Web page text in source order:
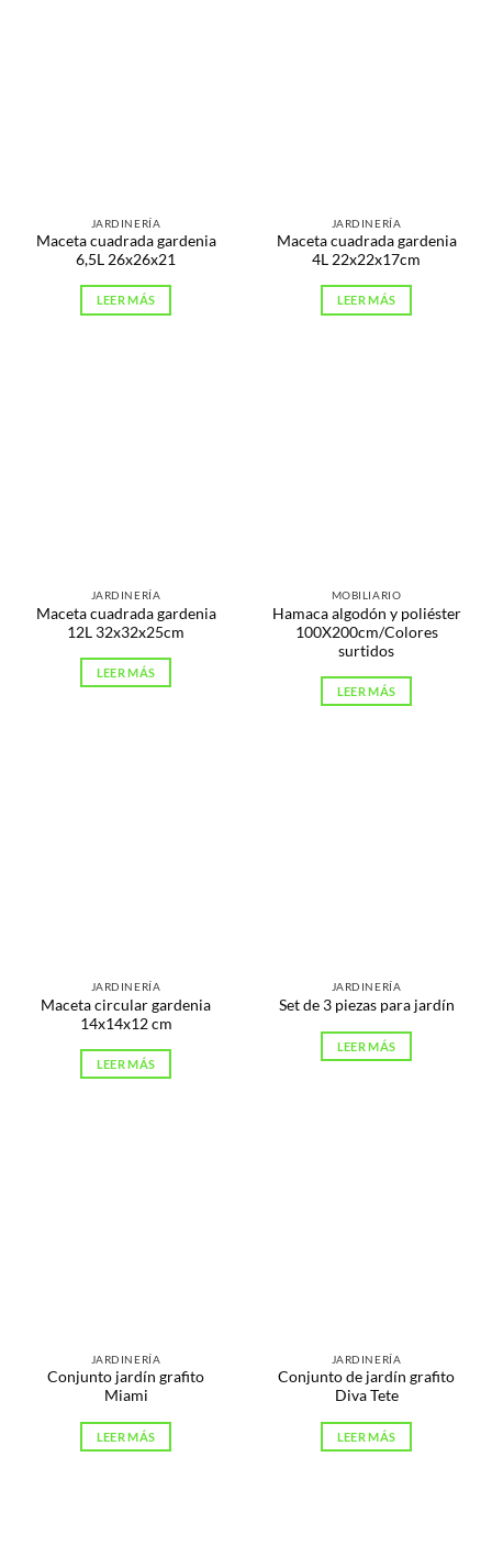
JARDINERÍA
Maceta cuadrada gardenia
6,5L 26x26x21
LEER MÁS
JARDINERÍA
Maceta cuadrada gardenia
4L 22x22x17cm
LEER MÁS
JARDINERÍA
Maceta cuadrada gardenia
12L 32x32x25cm
LEER MÁS
MOBILIARIO
Hamaca algodón y poliéster
100X200cm/Colores
surtidos
LEER MÁS
JARDINERÍA
Maceta circular gardenia
14x14x12 cm
LEER MÁS
JARDINERÍA
Set de 3 piezas para jardín
LEER MÁS
JARDINERÍA
Conjunto jardín grafito
Miami
LEER MÁS
JARDINERÍA
Conjunto de jardín grafito
Diva Tete
LEER MÁS